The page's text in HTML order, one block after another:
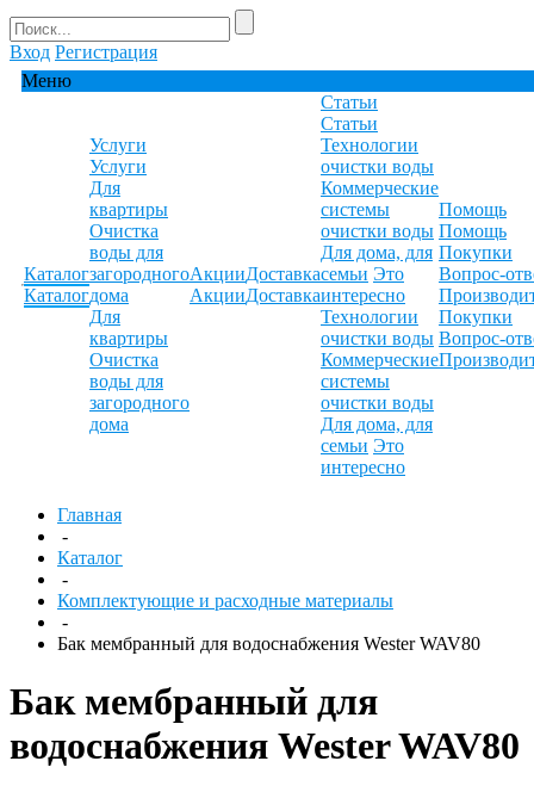
Вход Регистрация
Меню
Каталог
Каталог
Услуги
Услуги
Для
квартиры
Очистка
воды для
загородного
дома
Для
квартиры
Очистка
воды для
загородного
дома
Акции
Акции
Доставка
Доставка
Статьи
Статьи
Технологии
очистки воды
Коммерческие
системы
очистки воды
Для дома, для
семьи Это
интересно
Технологии
очистки воды
Коммерческие
системы
очистки воды
Для дома, для
семьи Это
интересно
Помощь
Помощь
Покупки
Вопрос-
Покупки
Вопрос-
Главная
-
Каталог
-
Комплектующие и расходные материалы
-
Бак мембранный для водоснабжения Wester WAV80
Бак мембранный для
водоснабжения Wester WAV80